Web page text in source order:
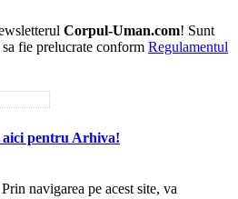
Corpul-Uman.com! Sunt
fie prelucrate conform Regulamentul
pentru Arhiva!
navigarea pe acest site, va